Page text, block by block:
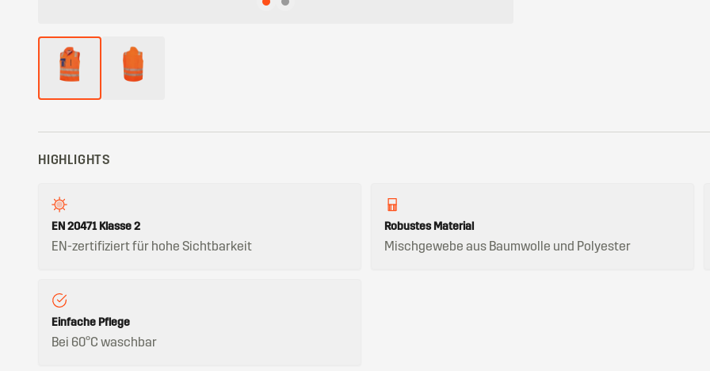
HIGHLIGHTS
EN 20471 Klasse 2
EN-zertifiziert für hohe Sichtbarkeit
Robustes Material
Mischgewebe aus Baumwolle und Polyester
Einfache Pflege
Bei 60°C waschbar